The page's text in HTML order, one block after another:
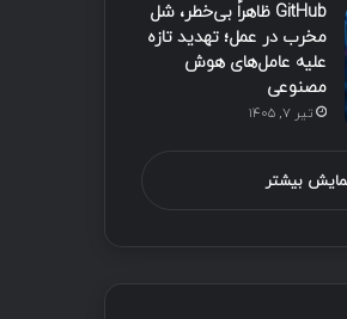
GitHub ظاهراً بی‌خطر، شل
مخرب در عمل؛ تهدید تازه
علیه عامل‌های هوش
مصنوعی
تیر ۷, ۱۴۰۵
بیشتر